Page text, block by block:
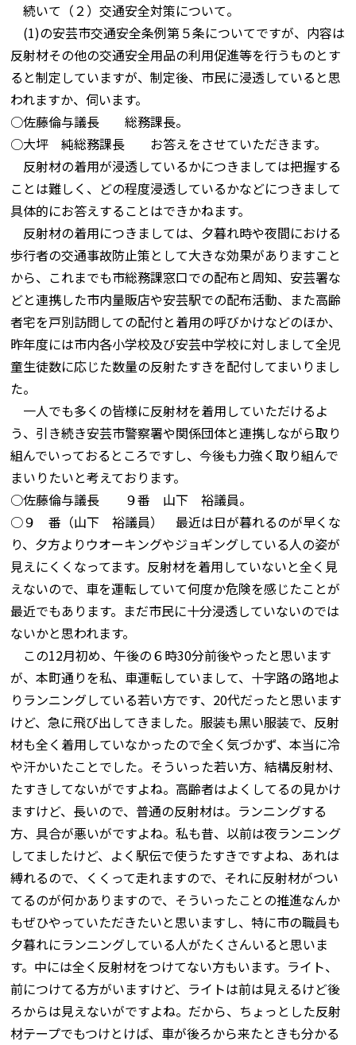
続いて（２）交通安全対策について。
(1)の安芸市交通安全条例第５条についてですが、内容は
反射材その他の交通安全用品の利用促進等を行うものとす
ると制定していますが、制定後、市民に浸透していると思
われますか、伺います。
○佐藤倫与議長 総務課長。
○大坪 純総務課長 お答えをさせていただきます。
反射材の着用が浸透しているかにつきましては把握する
ことは難しく、どの程度浸透しているかなどにつきまして
具体的にお答えすることはできかねます。
反射材の着用につきましては、夕暮れ時や夜間における
歩行者の交通事故防止策として大きな効果がありますこと
から、これまでも市総務課窓口での配布と周知、安芸署な
どと連携した市内量販店や安芸駅での配布活動、また高齢
者宅を戸別訪問しての配付と着用の呼びかけなどのほか、
昨年度には市内各小学校及び安芸中学校に対しまして全児
童生徒数に応じた数量の反射たすきを配付してまいりまし
た。
一人でも多くの皆様に反射材を着用していただけるよ
う、引き続き安芸市警察署や関係団体と連携しながら取り
組んでいっておるところですし、今後も力強く取り組んで
まいりたいと考えております。
○佐藤倫与議長 ９番 山下 裕議員。
○９ 番（山下 裕議員） 最近は日が暮れるのが早くな
り、夕方よりウオーキングやジョギングしている人の姿が
見えにくくなってます。反射材を着用していないと全く見
えないので、車を運転していて何度か危険を感じたことが
最近でもあります。まだ市民に十分浸透していないのでは
ないかと思われます。
この12月初め、午後の６時30分前後やったと思います
が、本町通りを私、車運転していまして、十字路の路地よ
りランニングしている若い方です、20代だったと思います
けど、急に飛び出してきました。服装も黒い服装で、反射
材も全く着用していなかったので全く気づかず、本当に冷
や汗かいたことでした。そういった若い方、結構反射材、
たすきしてないがですよね。高齢者はよくしてるの見かけ
ますけど、長いので、普通の反射材は。ランニングする
方、具合が悪いがですよね。私も昔、以前は夜ランニング
してましたけど、よく駅伝で使うたすきですよね、あれは
縛れるので、くくって走れますので、それに反射材がつい
てるのが何かありますので、そういったことの推進なんか
もぜひやっていただきたいと思いますし、特に市の職員も
夕暮れにランニングしている人がたくさんいると思いま
す。中には全く反射材をつけてない方もいます。ライト、
前につけてる方がいますけど、ライトは前は見えるけど後
ろからは見えないがですよね。だから、ちょっとした反射
材テープでもつけとけば、車が後ろから来たときも分かる